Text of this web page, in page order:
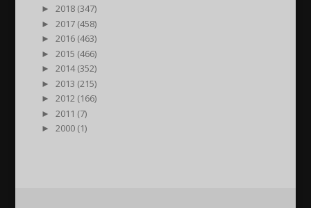
►
2018 (347)
►
2017 (458)
►
2016 (463)
►
2015 (466)
►
2014 (352)
►
2013 (215)
►
2012 (166)
►
2011 (7)
►
2000 (1)